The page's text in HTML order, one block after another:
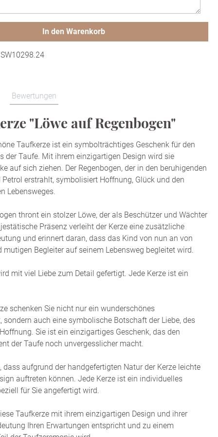
In den Warenkorb
SW10298.24
Bewertungen
"Löwe auf Regenbogen"
Taufkerze ist ein symbolträchtiges Geschenk für den
der Taufe. Mit ihrem einzigartigen Design wird sie
auf sich ziehen. Der Regenbogen, der in den beruhigenden
Petrol erstrahlt, symbolisiert Hoffnung, Glück und den
Lebensweges.
thront ein stolzer Löwe, der als Beschützer und Wächter
Präsenz verleiht der Kerze eine zusätzliche
und erinnert daran, dass das Kind von nun an von
mutigen Begleiter auf seinem Lebensweg begleitet wird.
mit viel Liebe zum Detail gefertigt. Jede Kerze ist ein
schenken Sie nicht nur ein wunderschönes
sondern auch eine symbolische Botschaft der Liebe, des
Sie ist ein einzigartiges Geschenk, das den
der Taufe noch unvergesslicher macht.
dass aufgrund der handgefertigten Natur der Kerze leichte
auftreten können. Jede Kerze ist ein individuelles
für Sie angefertigt wird.
Taufkerze mit ihrem einzigartigen Design und ihrer
Ihren Erwartungen entspricht und zu einem